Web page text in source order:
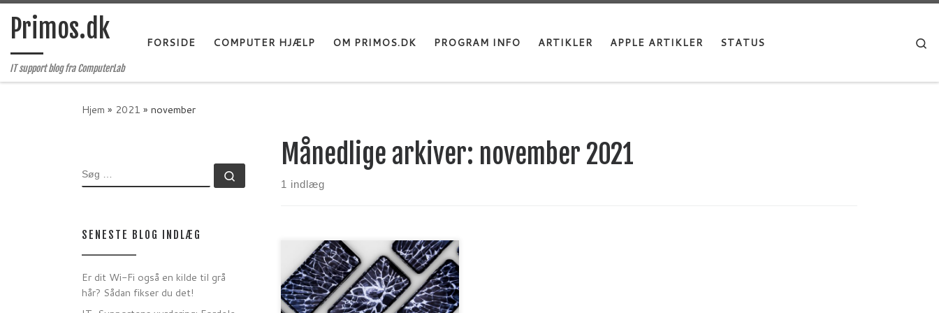
Fortsæt til indhold
Primos.dk
IT support blog fra ComputerLab
FORSIDE COMPUTER HJÆLP OM PRIMOS.DK PROGRAM INFO ARTIKLER APPLE ARTIKLER STATUS
Hjem » 2021 » november
Månedlige arkiver: november 2021
1 indlæg
Oplever du problemer med din
iPhone 12, at den mister mobil
signal? Så er du ikke alene.
Tusindevis af iPhone 12 brugere
SØG
SENESTE BLOG INDLÆG
Er dit Wi-Fi også en kilde til grå
hår? Sådan fikser du det!